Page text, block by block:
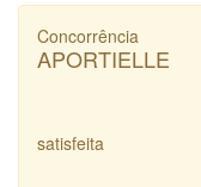
Concorrência
APORTIELLE
satisfeita